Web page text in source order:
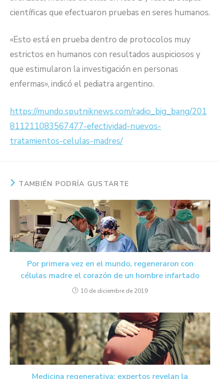
científicas que efectuaron pruebas en seres humanos.
«Esto está en prueba dentro de protocolos muy
estrictos en humanos con resultados auspiciosos y
que estimularon la investigación en personas
enfermas», indicó el pediatra argentino.
https://mundo.sputniknews.com/radio_big_bang/201
811211083567477-efectividad-nuevos-
tratamientos-celulas-madres/
TAMBIÉN PODRÍA GUSTARTE
Por primera vez en el mundo, regeneraron con
células madre el corazón de un hombre infartado
10 de diciembre de 2019
Medicina regenerativa: expertos revelan la